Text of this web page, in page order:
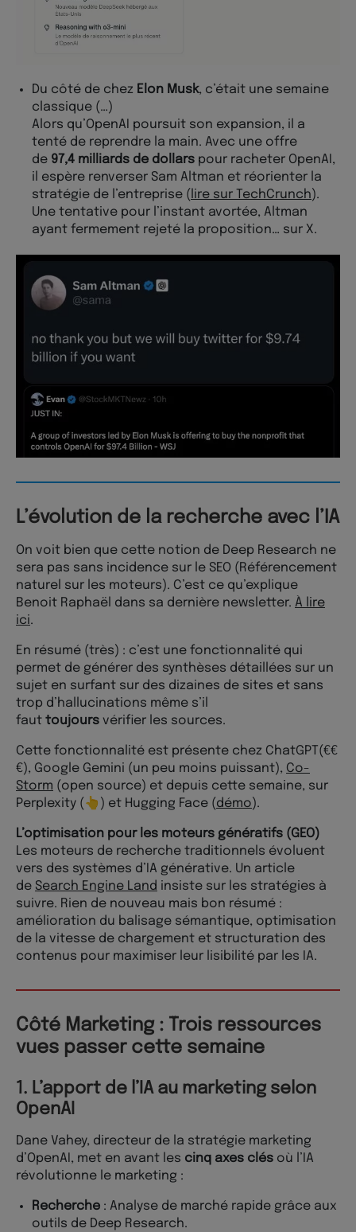
Du côté de chez Elon Musk, c’était une semaine
classique (…)
Alors qu’OpenAI poursuit son expansion, il a
tenté de reprendre la main. Avec une offre
de 97,4 milliards de dollars pour racheter OpenAI,
il espère renverser Sam Altman et réorienter la
stratégie de l’entreprise ( lire sur TechCrunch).
Une tentative pour l’instant avortée, Altman
ayant fermement rejeté la proposition… sur X.
L’évolution de la recherche avec l’IA
On voit bien que cette notion de Deep Research ne
sera pas sans incidence sur le SEO (Référencement
naturel sur les moteurs). C’est ce qu’explique
Benoit Raphaël dans sa dernière newsletter. À lire
ici.
En résumé (très) : c’est une fonctionnalité qui
permet de générer des synthèses détaillées sur un
sujet en surfant sur des dizaines de sites et sans
trop d’hallucinations même s’il
faut toujours vérifier les sources.
Cette fonctionnalité est présente chez ChatGPT(€€
€), Google Gemini (un peu moins puissant), Co-
Storm (open source) et depuis cette semaine, sur
Perplexity (👆) et Hugging Face (démo).
L’optimisation pour les moteurs génératifs (GEO)
Les moteurs de recherche traditionnels évoluent
vers des systèmes d’IA générative. Un article
de Search Engine Land insiste sur les stratégies à
suivre. Rien de nouveau mais bon résumé :
amélioration du balisage sémantique, optimisation
de la vitesse de chargement et structuration des
contenus pour maximiser leur lisibilité par les IA.
Côté Marketing : Trois ressources
vues passer cette semaine
1. L’apport de l’IA au marketing selon
OpenAI
Dane Vahey, directeur de la stratégie marketing
d’OpenAI, met en avant les cinq axes clés où l’IA
révolutionne le marketing :
Recherche : Analyse de marché rapide grâce aux
outils de Deep Research.